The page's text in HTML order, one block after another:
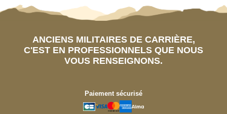
ANCIENS MILITAIRES DE CARRIÈRE,
C'EST EN PROFESSIONNELS QUE NOUS
VOUS RENSEIGNONS.
Paiement sécurisé